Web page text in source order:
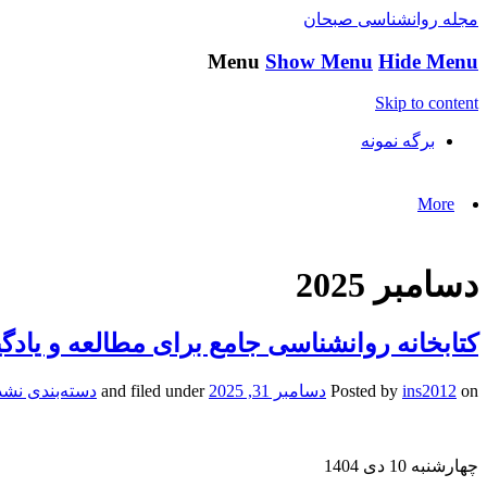
مجله روانشناسی صبحان
Menu Show Menu Hide Menu
Skip to content
برگه نمونه
More
دسامبر 2025
کتابخانه روانشناسی جامع برای مطالعه و
Posted by ins2012 on دسامبر 31, 2025 and filed under دسته‌بندی
چهارشنبه 10 دی 1404